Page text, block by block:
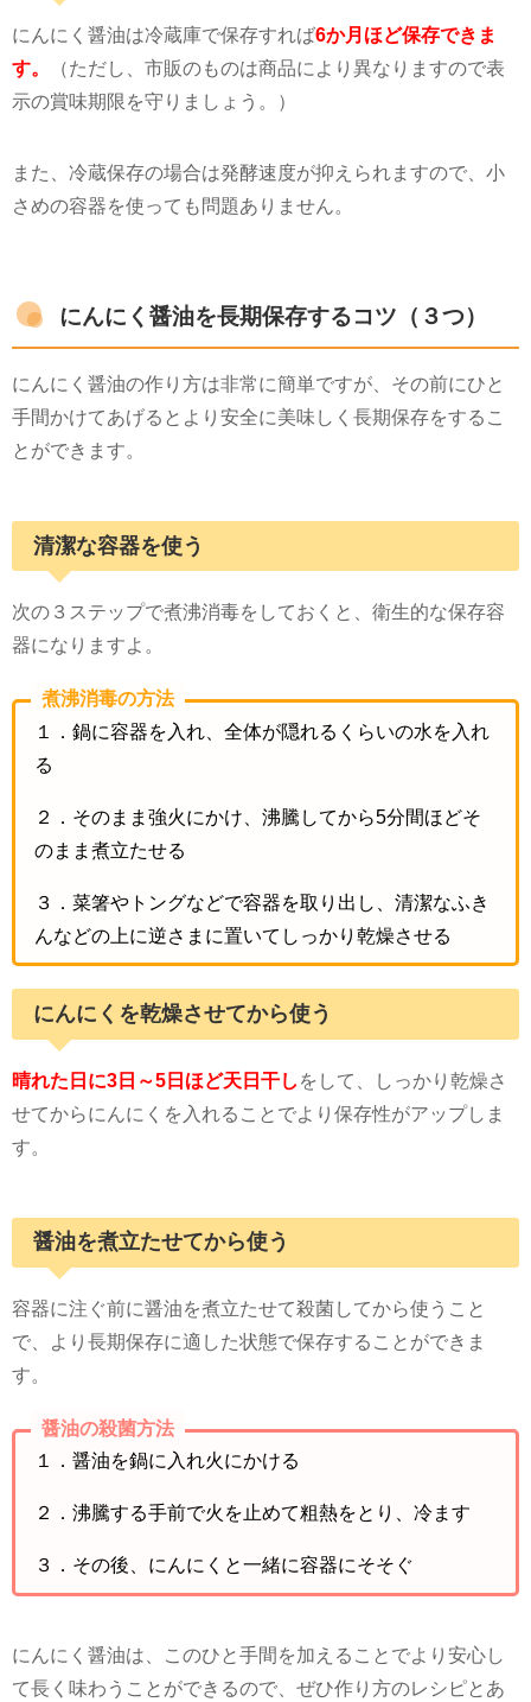
にんにく醤油は冷蔵庫で保存すれば6か月ほど保存できま
す。
（ただし、市販のものは商品により異なりますので表
示の賞味期限を守りましょう。）
また、冷蔵保存の場合は発酵速度が抑えられますので、小
さめの容器を使っても問題ありません。
にんにく醤油を長期保存するコツ（３つ）
にんにく醤油の作り方は非常に簡単ですが、その前にひと
手間かけてあげるとより安全に美味しく長期保存をするこ
とができます。
清潔な容器を使う
次の３ステップで煮沸消毒をしておくと、衛生的な保存容
器になりますよ。
煮沸消毒の方法
１．鍋に容器を入れ、全体が隠れるくらいの水を入れ
る
２．そのまま強火にかけ、沸騰してから5分間ほどそ
のまま煮立たせる
３．菜箸やトングなどで容器を取り出し、清潔なふき
んなどの上に逆さまに置いてしっかり乾燥させる
にんにくを乾燥させてから使う
晴れた日に3日～5日ほど天日干し をして、しっかり乾燥さ
せてからにんにくを入れることでより保存性がアップしま
す。
醤油を煮立たせてから使う
容器に注ぐ前に醤油を煮立たせて殺菌してから使うこと
で、より長期保存に適した状態で保存することができま
す。
醤油の殺菌方法
１．醤油を鍋に入れ火にかける
２．沸騰する手前で火を止めて粗熱をとり、冷ます
３．その後、にんにくと一緒に容器にそそぐ
にんにく醤油は、このひと手間を加えることでより安心し
て長く味わうことができるので、ぜひ作り方のレシピとあ